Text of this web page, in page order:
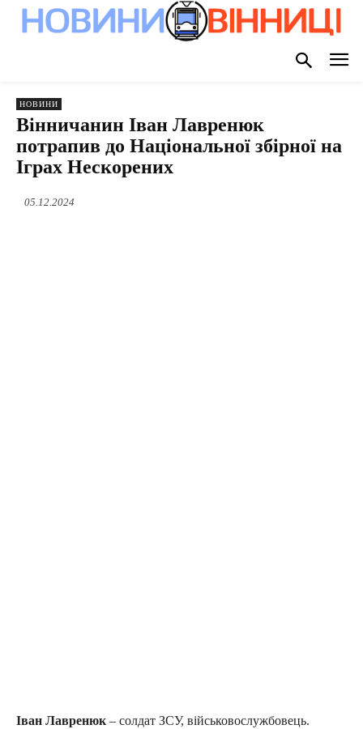
НОВИНИ
Вінничанин Іван Лавренюк
потрапив до Національної збірної на
Іграх Нескорених
05.12.2024
Іван Лавренюк – солдат ЗСУ, військовослужбовець.